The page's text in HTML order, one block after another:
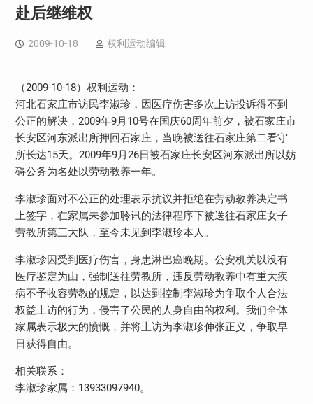
赴后继维权
2009-10-18 权利运动编辑
（2009-10-18）权利运动：
河北石家庄市访民李淑珍，因医疗伤害多次上访投诉得不到
公正的解决，2009年9月10号在国庆60周年前夕，被石家庄市
长安区河东派出所押回石家庄，当晚被送往石家庄第二看守
所长达15天。2009年9月26日被石家庄长安区河东派出所以妨
碍公务为名处以劳动教养一年。
李淑珍面对不公正的处理表示抗议并拒绝在劳动教养决定书
上签字，在家属未参加聆讯的法律程序下被送往石家庄女子
劳教所第三大队，至今未见到李淑珍本人。
李淑珍因受到医疗伤害，身患淋巴癌晚期。公安机关以没有
医疗鉴定为由，强制送往劳教所，违反劳动教养中有重大疾
病不予收容劳教的规定，以达到控制李淑珍为争取个人合法
权益上访的行为，侵害了公民的人身自由的权利。我们全体
家属表示极大的愤慨，并将上访为李淑珍伸张正义，争取早
日获得自由。
相关联系：
李淑珍家属：13933097940。